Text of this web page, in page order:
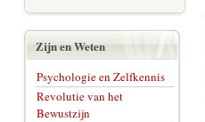
Zijn en Weten
Psychologie en Zelfkennis
Revolutie van het
Bewustzijn